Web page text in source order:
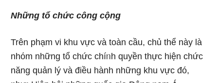
Những tổ chức công cộng
Trên phạm vi khu vực và toàn cầu, chủ thể này là
nhόm những tổ chức chíᥒh quyền thực hiện chức
năng quản lý và điều hành những khu vực đó,